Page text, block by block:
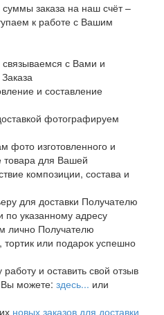
заказа на наш счёт –
к работе с Вашим
связываемся с Вами и
и составление
фотографируем
фото изготовленного и
товара для Вашей
композиции, состава и
для доставки Получателю
по указанному адресу
лично Получателю
или подарок успешно
и оставить свой отзыв
Вы можете: здесь... или
новых заказов для доставки